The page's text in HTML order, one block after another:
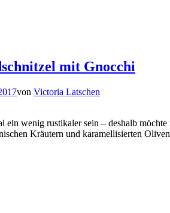
mit Gnocchi
von Victoria Latschen
ein wenig rustikaler sein – deshalb
Kräutern und karamellisierten